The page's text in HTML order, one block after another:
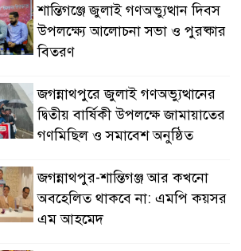
শান্তিগঞ্জে জুলাই গণঅভ্যুত্থান দিবস
উপলক্ষ্যে আলোচনা সভা ও পুরষ্কার
বিতরণ
জগন্নাথপুরে জুলাই গণঅভ্যুত্থানের
দ্বিতীয় বার্ষিকী উপলক্ষে জামায়াতের
গণমিছিল ও সমাবেশ অনুষ্ঠিত
জগন্নাথপুর-শান্তিগঞ্জ আর কখনো
অবহেলিত থাকবে না: এমপি কয়সর
এম আহমেদ